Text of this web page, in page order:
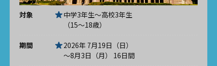
対象
中学3年生～高校3年生
（15～18歳）
期間
2026年 7月19日（日）
～8月3日（月） 16日間